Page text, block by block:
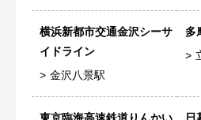
横浜新都市交通金沢シーサ
イドライン
金沢八景駅
多